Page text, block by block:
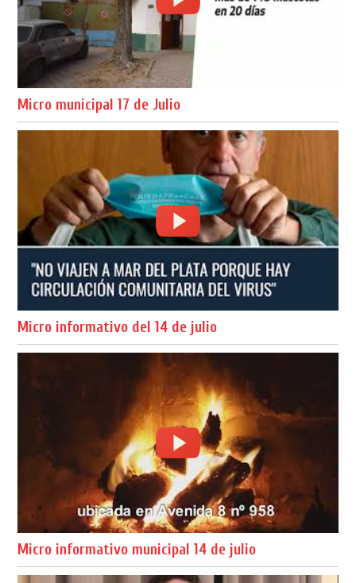
Micro municipal 17 de Julio
Micro informativo del 14 de julio
Micro informativo municipal 14 de julio